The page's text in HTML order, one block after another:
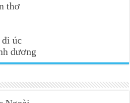
thơ
đi úc
dương